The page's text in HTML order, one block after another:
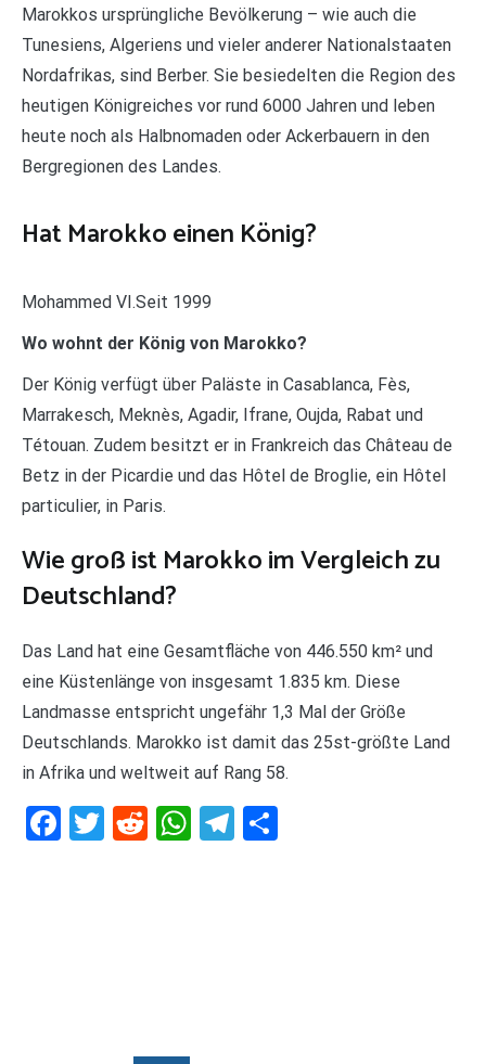
Marokkos ursprüngliche Bevölkerung – wie auch die
Tunesiens, Algeriens und vieler anderer Nationalstaaten
Nordafrikas, sind Berber. Sie besiedelten die Region des
heutigen Königreiches vor rund 6000 Jahren und leben
heute noch als Halbnomaden oder Ackerbauern in den
Bergregionen des Landes.
Hat Marokko einen König?
Mohammed VI.Seit 1999
Wo wohnt der König von Marokko?
Der König verfügt über Paläste in Casablanca, Fès,
Marrakesch, Meknès, Agadir, Ifrane, Oujda, Rabat und
Tétouan. Zudem besitzt er in Frankreich das Château de
Betz in der Picardie und das Hôtel de Broglie, ein Hôtel
particulier, in Paris.
Wie groß ist Marokko im Vergleich zu
Deutschland?
Das Land hat eine Gesamtfläche von 446.550 km² und
eine Küstenlänge von insgesamt 1.835 km. Diese
Landmasse entspricht ungefähr 1,3 Mal der Größe
Deutschlands. Marokko ist damit das 25st-größte Land
in Afrika und weltweit auf Rang 58.
Facebook
Twitter
RedditWhatsApp
Telegram